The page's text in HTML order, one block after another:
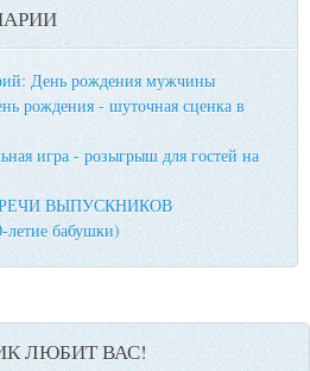
День рождения мужчины
рождения - шуточная сценка в
игра - розыгрыш для гостей на
ВЫПУСКНИКОВ
бабушки)
ЛЮБИТ ВАС!